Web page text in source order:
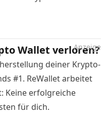
Anzeige
Wallet verloren?
deiner Krypto-
#1. ReWallet arbeitet
Keine erfolgreiche
für dich.